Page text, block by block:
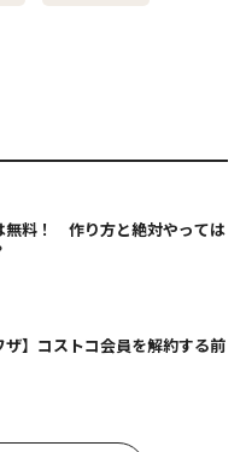
無料！ 作り方と絶対やっては
ザ】コストコ会員を解約する前